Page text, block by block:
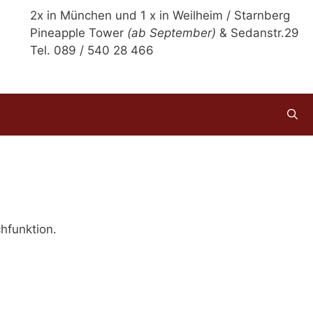
2x in München und 1 x in Weilheim / Starnberg
Pineapple Tower (ab September) & Sedanstr.29
Tel. 089 / 540 28 466